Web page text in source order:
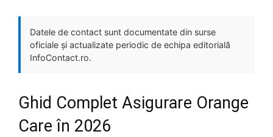
Datele de contact sunt documentate din surse
oficiale și actualizate periodic de echipa editorială
InfoContact.ro.
Ghid Complet Asigurare Orange
Care în 2026